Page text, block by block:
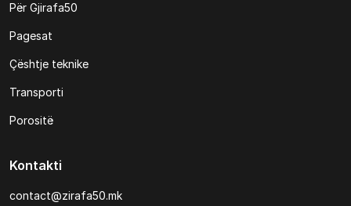
Për Gjirafa50
Pagesat
Çështje teknike
Transporti
Porositë
Kontakti
contact@zirafa50.mk